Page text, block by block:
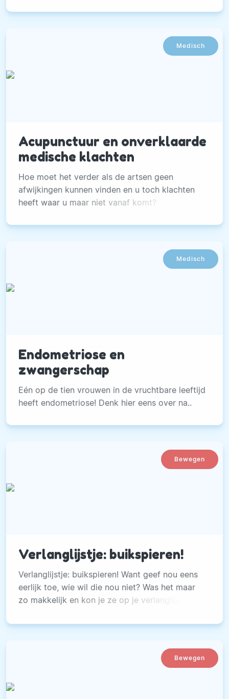
Medisch
Acupunctuur en onverklaarde
medische klachten
Hoe moet het verder als de artsen geen
afwijkingen kunnen vinden en u toch klachten
heeft waar u maar niet vanaf komt?
Medisch
Endometriose en
zwangerschap
Eén op de tien vrouwen in de vruchtbare leeftijd
heeft endometriose! Denk hier eens over na..
Bewegen
Verlanglijstje: buikspieren!
Verlanglijstje: buikspieren! Want geef nou eens
eerlijk toe, wie wil die nou niet? Was het maar
zo makkelijk en kon je ze op je verlanglijstje
gaan hier bloed, zweet en tranen aan vooraf.
Bewegen